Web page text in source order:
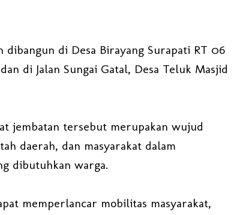
di Desa Birayang Surapati RT 06
di Jalan Sungai Gatal, Desa Teluk Masjid
jembatan tersebut merupakan wujud
daerah, dan masyarakat dalam
dibutuhkan warga.
memperlancar mobilitas masyarakat,